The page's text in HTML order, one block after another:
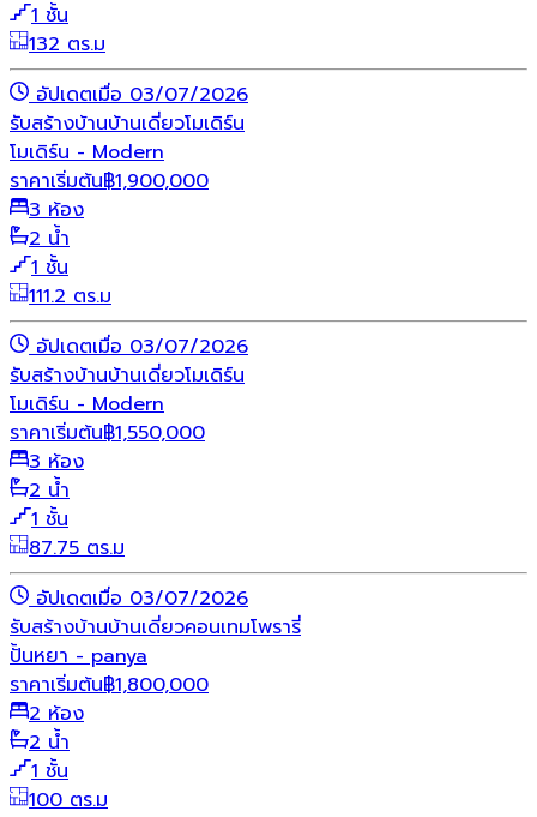
1 ชั้น
132 ตร.ม
อัปเดตเมื่อ 03/07/2026
รับสร้างบ้านบ้านเดี่ยวโมเดิร์น
โมเดิร์น - Modern
ราคาเริ่มต้น฿1,900,000
3 ห้อง
2 น้ำ
1 ชั้น
111.2 ตร.ม
อัปเดตเมื่อ 03/07/2026
รับสร้างบ้านบ้านเดี่ยวโมเดิร์น
โมเดิร์น - Modern
ราคาเริ่มต้น฿1,550,000
3 ห้อง
2 น้ำ
1 ชั้น
87.75 ตร.ม
อัปเดตเมื่อ 03/07/2026
รับสร้างบ้านบ้านเดี่ยวคอนเทมโพรารี่
ปั้นหยา - panya
ราคาเริ่มต้น฿1,800,000
2 ห้อง
2 น้ำ
1 ชั้น
100 ตร.ม